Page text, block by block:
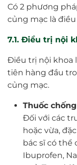
Có 2 phương
củng mạc là
7.1. Điều trị nội
Điều trị nội khoa
tiên hàng đầu
củng mạc.
Thuốc
Đối với các
hoặc vừa,
bác sĩ có thể
Ibuprofen,